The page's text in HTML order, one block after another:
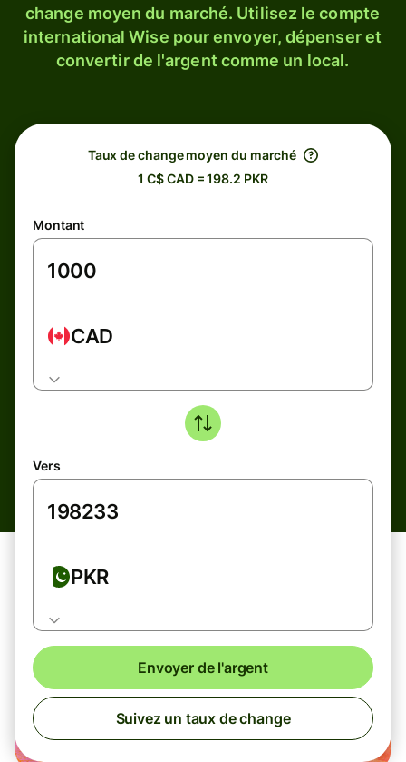
change moyen du marché. Utilisez le compte
international Wise pour envoyer, dépenser et
convertir de l'argent comme un local.
Taux de change moyen du marché
1 C$ CAD = 198.2 PKR
Montant
CAD
Vers
PKR
Envoyer de l'argent
Suivez un taux de change